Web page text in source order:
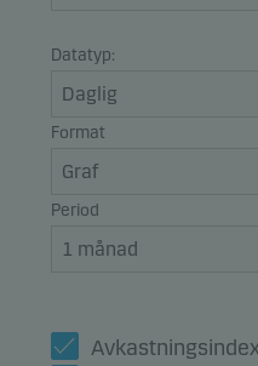
Datatyp:
Format
Period